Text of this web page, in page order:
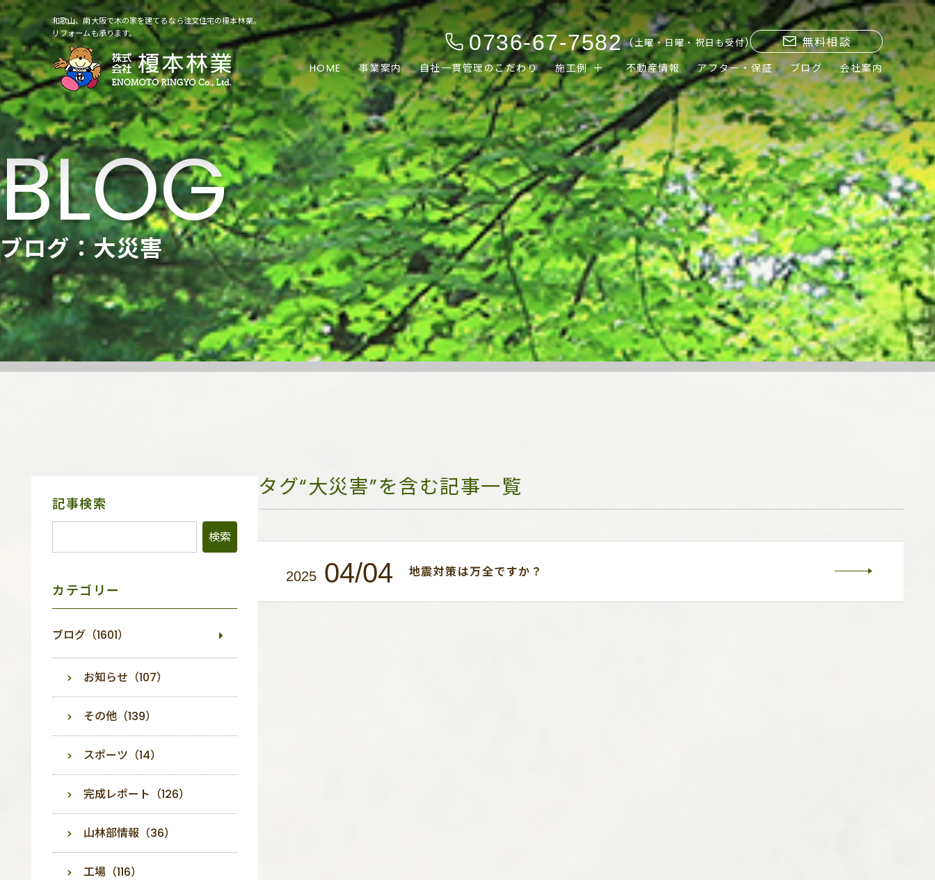
和歌山、南大阪で木の家を建てるなら注文住宅の榎本林業。
リフォームも承ります。
0736-67-7582 (土曜・日曜・祝日も受付) 無料相談
HOME 事業案内 自社一貫管理のこだわり 施工例 不動産情報 アフター・保証 ブログ 会社案内
ブログ：大災害
タグ“大災害”を含む記事一覧
2025 04/04 地震対策は万全ですか？
サ
ニ
記事検索
カテゴリー
ブログ（1601）
お知らせ（107）
その他（139）
スポーツ（14）
完成レポート（126）
山林部情報（36）
工場（116）